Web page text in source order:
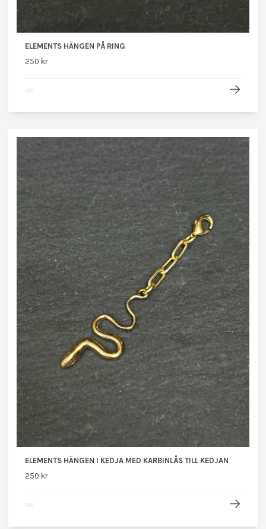
ELEMENTS HÄNGEN PÅ RING
250 kr
ELEMENTS HÄNGEN I KEDJA MED KARBINLÅS TILL KEDJAN
250 kr